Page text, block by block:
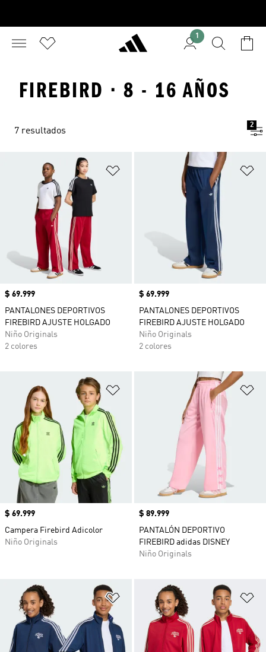
1
FIREBIRD · 8 - 16 AÑOS
7 resultados
2
Añadir a la lista de deseos
Precio
$ 69.999
PANTALONES DEPORTIVOS
FIREBIRD AJUSTE HOLGADO
Niño Originals
2 colores
Precio
$ 69.999
PANTALONES DEPORTIVOS
FIREBIRD AJUSTE HOLGADO
Niño Originals
2 colores
Añadir a la lista de deseos
Precio
$ 69.999
Campera Firebird Adicolor
Niño Originals
Precio
$ 89.999
PANTALÓN DEPORTIVO
FIREBIRD adidas DISNEY
Niño Originals
Añadir a la lista de deseos